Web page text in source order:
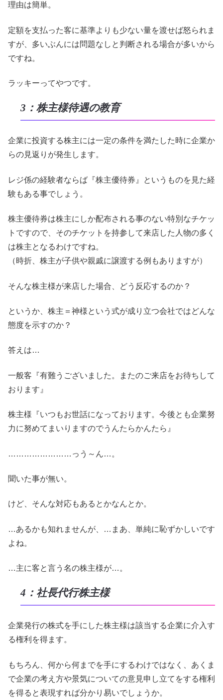
理由は簡単。
定額を支払った客に基準よりも少ない量を渡せば怒られま
すが、多いぶんには問題なしと判断される場合が多いから
ですね。
ラッキーってやつです。
3：株主様待遇の教育
企業に投資する株主には一定の条件を満たした時に企業か
らの見返りが発生します。
レジ係の経験者ならば『株主優待券』というものを見た経
験もある事でしょう。
株主優待券は株主にしか配布される事のない特別なチケッ
トですので、そのチケットを持参して来店した人物の多く
は株主となるわけですね。
（時折、株主が子供や親戚に譲渡する例もありますが）
そんな株主様が来店した場合、どう反応するのか？
というか、株主＝神様という式が成り立つ会社ではどんな
態度を示すのか？
答えは…
一般客『有難うございました。またのご来店をお待ちして
おります』
株主様『いつもお世話になっております。今後とも企業努
力に努めてまいりますのでうんたらかんたら』
……………………っう～ん…。
聞いた事が無い。
けど、そんな対応もあるとかなんとか。
…あるかも知れませんが、…まあ、単純に恥ずかしいです
よね。
…主に客と言う名の株主様が…。
4：社長代行株主様
企業発行の株式を手にした株主様は該当する企業に介入す
る権利を得ます。
もちろん、何から何までを手にするわけではなく、あくま
で企業の考え方や景気についての意見申し立てをする権利
を得ると表現すれば分かり易いでしょうか。